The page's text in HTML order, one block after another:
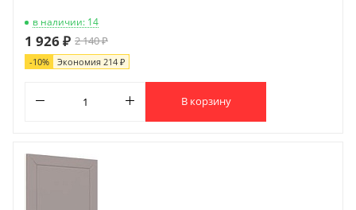
в наличии: 14
1 926 ₽ 2 140 ₽
-10% Экономия 214 ₽
В корзину